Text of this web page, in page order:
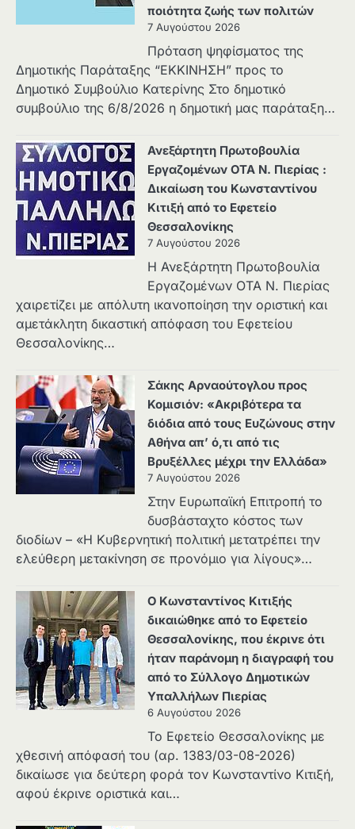
ποιότητα ζωής των πολιτών
7 Αυγούστου 2026
Πρόταση ψηφίσματος της
Δημοτικής Παράταξης “ΕΚΚΙΝΗΣΗ” προς το
Δημοτικό Συμβούλιο Κατερίνης Στο δημοτικό
συμβούλιο της 6/8/2026 η δημοτική μας παράταξη…
Ανεξάρτητη Πρωτοβουλία
Εργαζομένων ΟΤΑ Ν. Πιερίας :
Δικαίωση του Κωνσταντίνου
Κιτιξή από το Εφετείο
Θεσσαλονίκης
7 Αυγούστου 2026
Η Ανεξάρτητη Πρωτοβουλία
Εργαζομένων ΟΤΑ Ν. Πιερίας
χαιρετίζει με απόλυτη ικανοποίηση την οριστική και
αμετάκλητη δικαστική απόφαση του Εφετείου
Θεσσαλονίκης…
Σάκης Αρναούτογλου προς
Κομισιόν: «Ακριβότερα τα
διόδια από τους Ευζώνους στην
Αθήνα απ’ ό,τι από τις
Βρυξέλλες μέχρι την Ελλάδα»
7 Αυγούστου 2026
Στην Ευρωπαϊκή Επιτροπή το
δυσβάσταχτο κόστος των
διοδίων – «Η Κυβερνητική πολιτική μετατρέπει την
ελεύθερη μετακίνηση σε προνόμιο για λίγους»…
Ο Κωνσταντίνος Κιτιξής
δικαιώθηκε από το Εφετείο
Θεσσαλονίκης, που έκρινε ότι
ήταν παράνομη η διαγραφή του
από το Σύλλογο Δημοτικών
Υπαλλήλων Πιερίας
6 Αυγούστου 2026
Το Εφετείο Θεσσαλονίκης με
χθεσινή απόφασή του (αρ. 1383/03-08-2026)
δικαίωσε για δεύτερη φορά τον Κωνσταντίνο Κιτιξή,
αφού έκρινε οριστικά και…